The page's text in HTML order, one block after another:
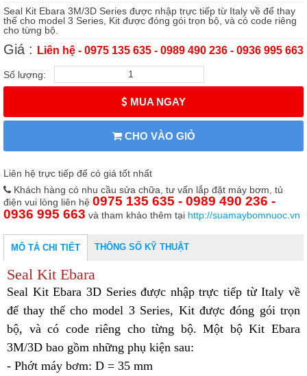
Seal Kit Ebara 3M/3D Series được nhập trực tiếp từ Italy về để thay
thế cho model 3 Series, Kit được đóng gói trọn bộ, và có code riêng
cho từng bộ.
Giá : Liên hệ - 0975 135 635 - 0989 490 236 - 0936 995 663
Số lượng:
MUA NGAY
CHO VÀO GIỎ
Liên hệ trực tiếp để có giá tốt nhất
Khách hàng có nhu cầu sửa chữa, tư vấn lắp đặt máy bơm, tủ
điện vui lòng liên hệ 0975 135 635 - 0989 490 236 -
0936 995 663 và tham khảo thêm tại http://suamaybomnuoc.vn
MÔ TẢ CHI TIẾT THÔNG SỐ KỸ THUẬT
Seal Kit Ebara
Seal Kit Ebara 3D Series được nhập trực tiếp từ Italy về
để thay thế cho model 3 Series, Kit được đóng gói trọn
bộ, và có code riêng cho từng bộ. Một bộ Kit Ebara
3M/3D bao gồm những phụ kiện sau:
- Phớt máy bơm: D = 35 mm